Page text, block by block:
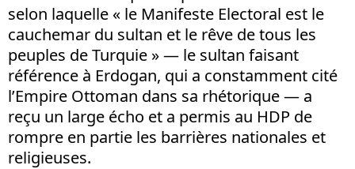
selon laquelle « le Manifeste Electoral est le
cauchemar du sultan et le rêve de tous les
peuples de Turquie » — le sultan faisant
référence à Erdogan, qui a constamment cité
l’Empire Ottoman dans sa rhétorique — a
reçu un large écho et a permis au HDP de
rompre en partie les barrières nationales et
religieuses.